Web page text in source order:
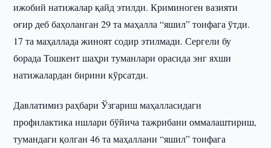
ижобий натижалар қайд этилди. Криминоген вазияти
оғир деб баҳоланган 29 та маҳалла “яшил” тоифага ўтди.
17 та маҳаллада жиноят содир этилмади. Сергели бу
борада Тошкент шаҳри туманлари орасида энг яхши
натижалардан бирини кўрсатди.
Давлатимиз раҳбари Ўзгариш маҳалласидаги
профилактика ишлари бўйича тажрибани оммалаштириш,
тумандаги қолган 46 та маҳаллани “яшил” тоифага